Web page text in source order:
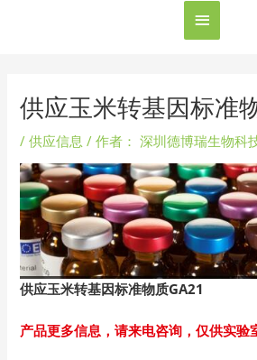
供应玉米转基因标准
/供应信息 / 作者： 深圳德博瑞生物科
供应玉米转基因标准物质GA21
产品更多信息，请来电咨询，仅供实验